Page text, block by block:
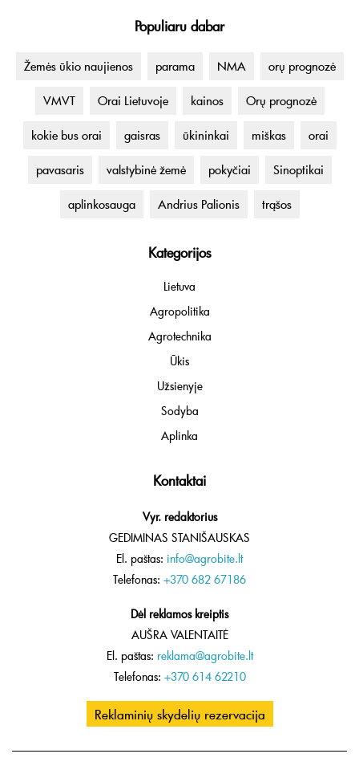
Populiaru dabar
Žemės ūkio naujienos parama NMA orų prognozė
VMVT Orai Lietuvoje kainos Orų prognozė
kokie bus orai gaisras ūkininkai miškas orai
pavasaris valstybinė žemė pokyčiai Sinoptikai
aplinkosauga Andrius Palionis trąšos
Kategorijos
Lietuva
Agropolitika
Agrotechnika
Ūkis
Užsienyje
Sodyba
Aplinka
Kontaktai
Vyr. redaktorius
GEDIMINAS STANIŠAUSKAS
El. paštas: info@agrobite.lt
Telefonas: +370 682 67186
Dėl reklamos kreiptis
AUŠRA VALENTAITĖ
El. paštas: reklama@agrobite.lt
Telefonas: +370 614 62210
Reklaminių skydelių rezervacija